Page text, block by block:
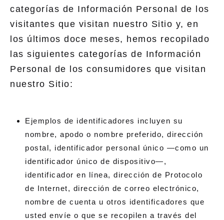
categorías de Información Personal de los
visitantes que visitan nuestro Sitio y, en
los últimos doce meses, hemos recopilado
las siguientes categorías de Información
Personal de los consumidores que visitan
nuestro Sitio:
Ejemplos de identificadores incluyen su
nombre, apodo o nombre preferido, dirección
postal, identificador personal único —como un
identificador único de dispositivo—,
identificador en línea, dirección de Protocolo
de Internet, dirección de correo electrónico,
nombre de cuenta u otros identificadores que
usted envíe o que se recopilen a través del